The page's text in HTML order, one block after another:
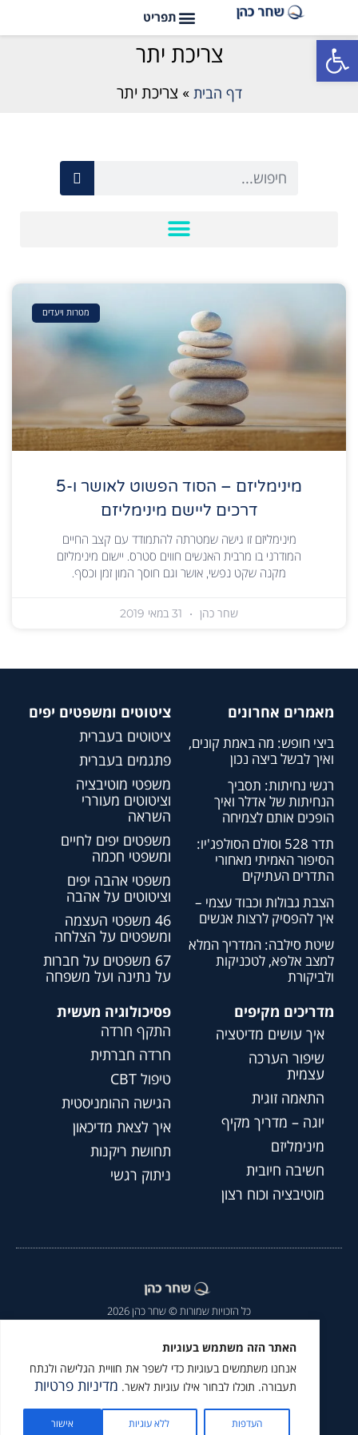
פתח סרגל נגישות
האתר הזה משתמש בעוגיות
אנחנו משתמשים בעוגיות כדי לשפר את חוויית הגלישה ולנתח
תעבורה. תוכלו לבחור אילו עוגיות לאשר. מדיניות פרטיות
העדפות ללא עוגיות אישור
צריכת יתר
דף הבית » צריכת יתר
מטרות ויעדים
מינימליזם – הסוד הפשוט לאושר ו-5
דרכים ליישם מינימליזם
מינימליזם זו גישה שמטרתה להתמודד עם קצב החיים
המודרני בו מרבית האנשים חווים סטרס. יישום מינימליזם
מקנה שקט נפשי, אושר וגם חוסך המון זמן וכסף.
שחר כהן
מאמרים אחרונים
ביצי חופש: מה באמת קונים,
ואיך לבשל ביצה נכון
רגשי נחיתות: תסביך
הנחיתות של אדלר ואיך
הופכים אותם לצמיחה
תדר 528 וסולם הסולפג'יו:
הסיפור האמיתי מאחורי
התדרים העתיקים
הצבת גבולות וכבוד עצמי –
איך להפסיק לרצות אנשים
שיטת סילבה: המדריך המלא
למצב אלפא, לטכניקות
ולביקורת
ציטוטים ומשפטים יפים
ציטוטים בעברית
פתגמים בעברית
משפטי מוטיבציה
וציטוטים מעוררי
השראה
משפטים יפים לחיים
ומשפטי חכמה
משפטי אהבה יפים
וציטוטים על אהבה
46 משפטי העצמה
ומשפטים על הצלחה
67 משפטים על חברות
על נתינה ועל משפחה
מדריכים מקיפים
איך עושים מדיטציה
שיפור הערכה
עצמית
התאמה זוגית
יוגה – מדריך מקיף
מינימליזם
חשיבה חיובית
מוטיבציה וכוח רצון
פסיכולוגיה מעשית
התקף חרדה
חרדה חברתית
טיפול CBT
הגישה ההומניסטית
איך לצאת מדיכאון
תחושת ריקנות
ניתוק רגשי
כל הזכויות שמורות © שחר כהן 2026
הצהרת נגישות|מדיניות פרטיות
מומלץ לעקוב גם ב